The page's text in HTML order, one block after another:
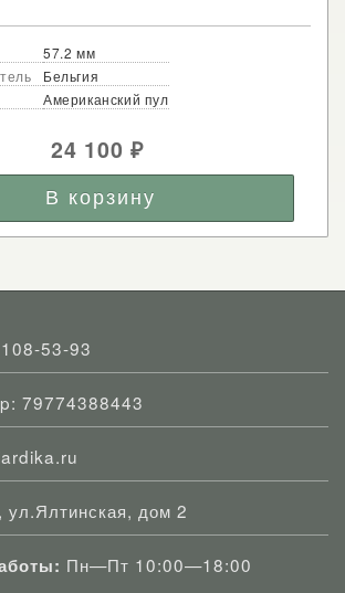
57.2 мм
Бельгия
Американский пул
24 100₽
53-93
79774388443
ул.Ялтинская, дом 2
Пн—Пт 10:00—18:00